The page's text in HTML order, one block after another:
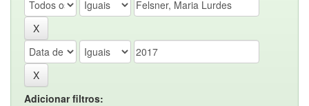
Adicionar filtros: